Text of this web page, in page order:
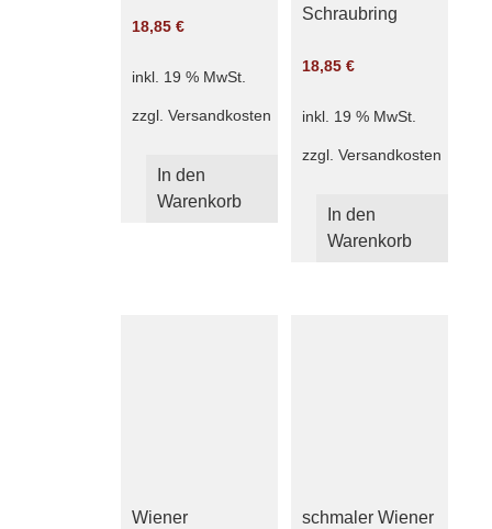
18,85 €
inkl. 19 % MwSt.
zzgl. Versandkosten
In den
Warenkorb
Schraubring
18,85 €
inkl. 19 % MwSt.
zzgl. Versandkosten
In den
Warenkorb
Wiener schmaler Wiener